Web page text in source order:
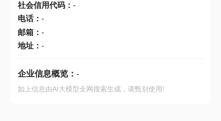
社会信用代码： -
电话： -
邮箱： -
地址： -
企业信息概览： -
如上信息由AI大模型全网搜索生成，请甄别使用!